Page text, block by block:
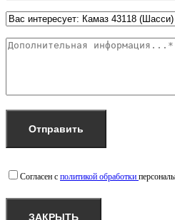
Согласен с политикой обработки
ЗАКРЫТЬ